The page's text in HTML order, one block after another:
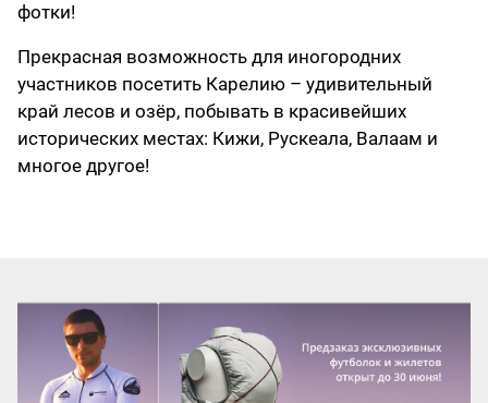
фотки!
Прекрасная возможность для иногородних
участников посетить Карелию – удивительный
край лесов и озёр, побывать в красивейших
исторических местах: Кижи, Рускеала, Валаам и
многое другое!